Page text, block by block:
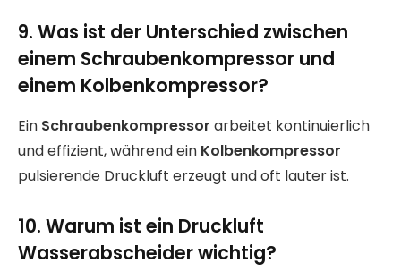
9. Was ist der Unterschied zwischen
einem Schraubenkompressor und
einem Kolbenkompressor?
Ein Schraubenkompressor arbeitet kontinuierlich
und effizient, während ein Kolbenkompressor
pulsierende Druckluft erzeugt und oft lauter ist.
10. Warum ist ein Druckluft
Wasserabscheider wichtig?